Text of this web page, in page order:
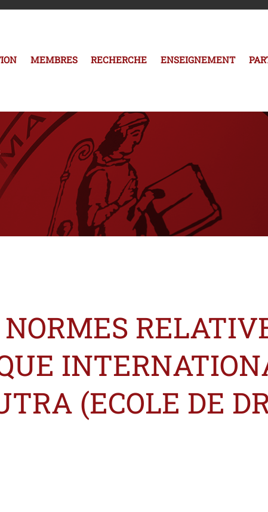
MEMBRES RECHERCHE ENSEIGNEMENT
(ECOLE DE